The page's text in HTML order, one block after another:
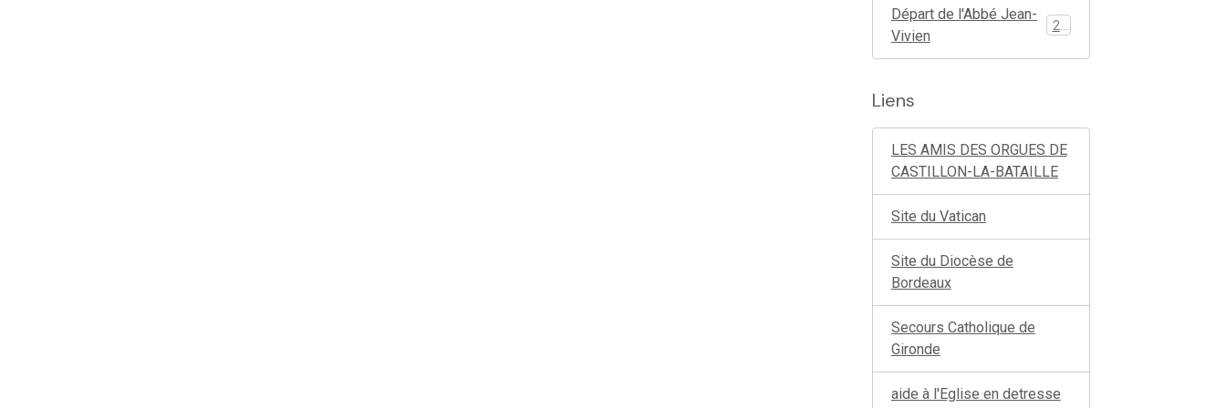
Départ de l'Abbé Jean-
Vivien
Liens
LES AMIS DES ORGUES DE
CASTILLON-LA-BATAILLE
Site du Vatican
Site du Diocèse de
Bordeaux
Secours Catholique de
Gironde
aide à l'Eglise en detresse